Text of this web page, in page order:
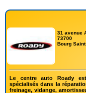
31 avenue
73700
Bourg
Le centre auto Roady est
spécialisés dans la
freinage, vidange,